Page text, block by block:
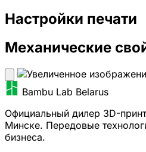
Настройки печати
Механические
Bambu Lab Belarus
Официальный дилер 3D-
Минске. Передовые
бизнеса.